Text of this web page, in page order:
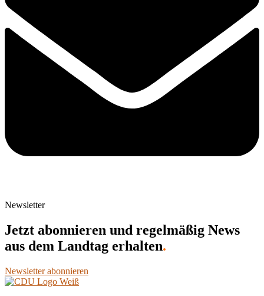
Newsletter
Jetzt abonnieren und regelmäßig News
aus dem Landtag erhalten.
Newsletter abonnieren